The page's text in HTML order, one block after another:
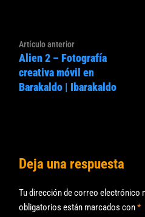
Navegación
de
entradas
Artículo anteriorArtículo
anterior:
Alien 2 – Fotografía
creativa móvil en
Barakaldo | Ibarakaldo
Deja una respuesta
Tu dirección de correo electrónico
obligatorios están marcados con*